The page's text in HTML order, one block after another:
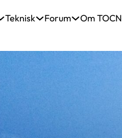
Teknisk Forum Om TOCN